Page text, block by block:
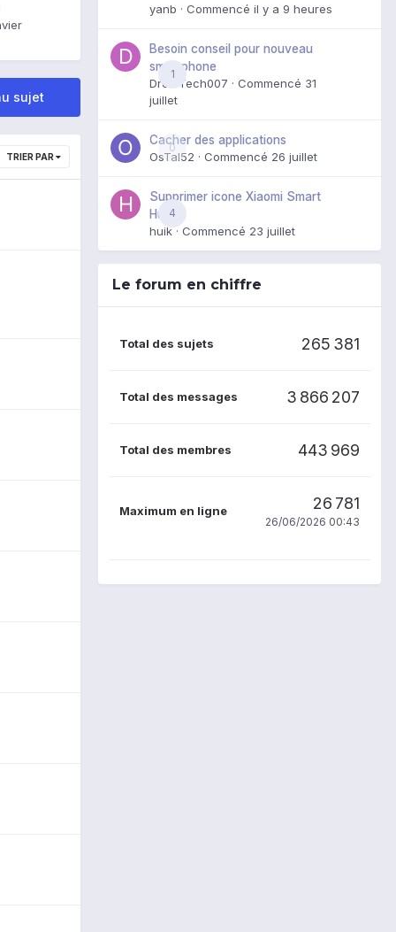
sujet
TRIER PAR
yanb · Commencé il y a 9 heures
1
Besoin conseil pour nouveau
smartphone
DroidTech007 · Commencé 31
juillet
0
Cacher des applications
OsTal52 · Commencé 26 juillet
4
Supprimer icone Xiaomi Smart
Hub
huik · Commencé 23 juillet
Le forum en chiffre
Total des sujets 265 381
Total des messages 3 866 207
Total des membres 443 969
Maximum en ligne 26 781
26/06/2026 00:43